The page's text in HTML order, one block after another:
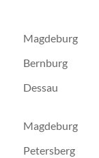
Magdeburg
Bernburg
Dessau
Magdeburg
Petersberg